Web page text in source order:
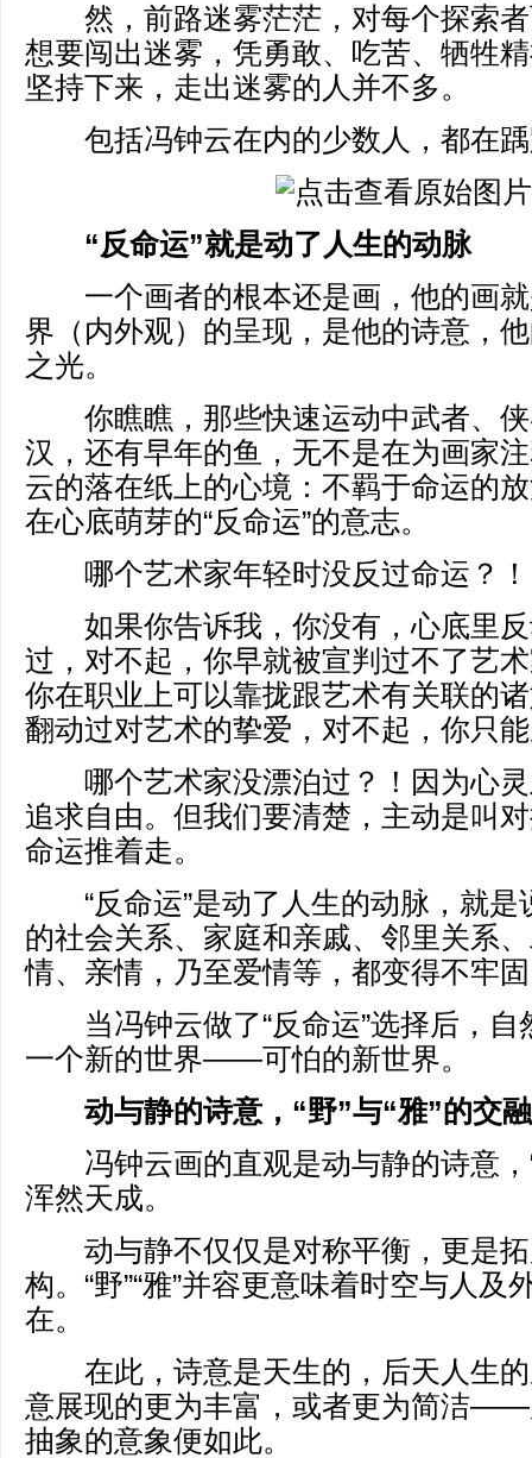
然，前路迷雾茫茫，对每个探索者
想要闯出迷雾，凭勇敢、吃苦、牺牲
坚持下来，走出迷雾的人并不多。
包括冯钟云在内的少数人，都在踽
“反命运”就是动了人生的动脉
一个画者的根本还是画，他的画就
界（内外观）的呈现，是他的诗意，
之光。
你瞧瞧，那些快速运动中武者、侠
汉，还有早年的鱼，无不是在为画家
云的落在纸上的心境：不羁于命运的
在心底萌芽的“反命运”的意志。
哪个艺术家年轻时没反过命运？！
如果你告诉我，你没有，心底里反
过，对不起，你早就被宣判过不了艺
你在职业上可以靠拢跟艺术有关联的
翻动过对艺术的挚爱，对不起，你只
哪个艺术家没漂泊过？！因为心灵
追求自由。但我们要清楚，主动是叫
命运推着走。
“反命运”是动了人生的动脉，就是
的社会关系、家庭和亲戚、邻里关系
情、亲情，乃至爱情等，都变得不牢
当冯钟云做了“反命运”选择后，自
一个新的世界——可怕的新世界。
动与静的诗意，“野”与“雅”的交融
冯钟云画的直观是动与静的诗意，“
浑然天成。
动与静不仅仅是对称平衡，更是拓
构。“野”“雅”并容更意味着时空与人及
在。
在此，诗意是天生的，后天人生的
意展现的更为丰富，或者更为简洁
抽象的意象便如此。